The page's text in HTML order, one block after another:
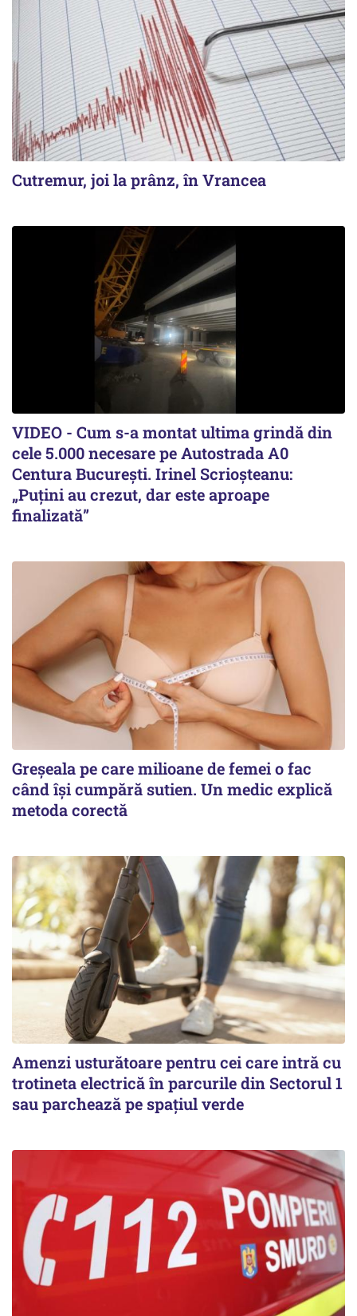
Cutremur, joi la prânz, în Vrancea
VIDEO - Cum s-a montat ultima grindă din
cele 5.000 necesare pe Autostrada A0
Centura București. Irinel Scrioșteanu:
„Puțini au crezut, dar este aproape
finalizată”
Greșeala pe care milioane de femei o fac
când își cumpără sutien. Un medic explică
metoda corectă
Amenzi usturătoare pentru cei care intră cu
trotineta electrică în parcurile din Sectorul 1
sau parchează pe spațiul verde